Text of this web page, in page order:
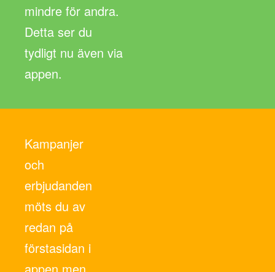
mindre för andra.
Detta ser du
tydligt nu även via
appen.
Kampanjer
och
erbjudanden
möts du av
redan på
förstasidan i